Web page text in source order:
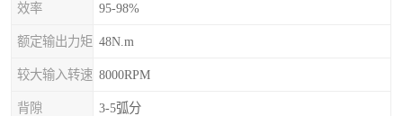
效率 95-98%
额定输出力矩 48N.m
较大输入转速 8000RPM
背隙 3-5弧分